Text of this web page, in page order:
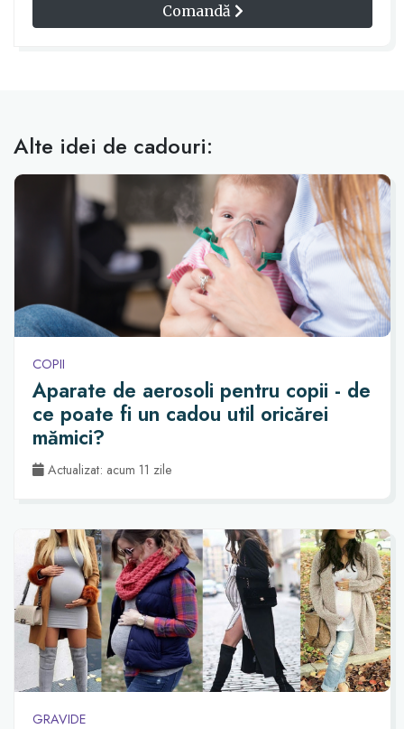
Comandă
Alte idei de cadouri:
COPII
Aparate de aerosoli pentru copii - de
ce poate fi un cadou util oricărei
mămici?
Actualizat: acum 11 zile
GRAVIDE